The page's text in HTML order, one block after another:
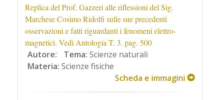
Replica del Prof. Gazzeri alle riflessioni del Sig.
Marchese Cosimo Ridolfi sulle sue precedenti
osservazioni e fatti riguardanti i fenomeni elettro-
magnetici. Vedi Antologia T. 3. pag. 500
Autore: Tema: Scienze naturali
Materia: Scienze fisiche
Scheda e immagini